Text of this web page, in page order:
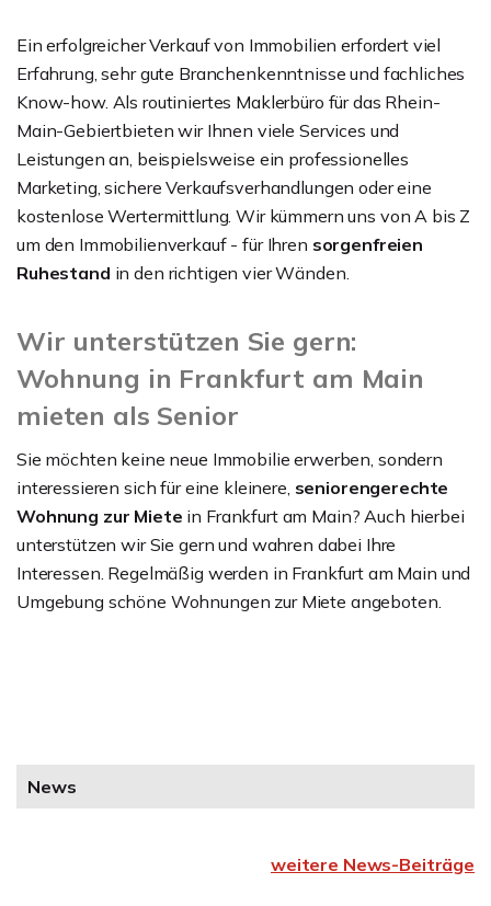
Ein erfolgreicher Verkauf von Immobilien erfordert viel
Erfahrung, sehr gute Branchenkenntnisse und fachliches
Know-how. Als routiniertes Maklerbüro für das Rhein-
Main-Gebiertbieten wir Ihnen viele Services und
Leistungen an, beispielsweise ein professionelles
Marketing, sichere Verkaufsverhandlungen oder eine
kostenlose Wertermittlung. Wir kümmern uns von A bis Z
um den Immobilienverkauf - für Ihren sorgenfreien
Ruhestand in den richtigen vier Wänden.
Wir unterstützen Sie gern:
Wohnung in Frankfurt am Main
mieten als Senior
Sie möchten keine neue Immobilie erwerben, sondern
interessieren sich für eine kleinere, seniorengerechte
Wohnung zur Miete in Frankfurt am Main? Auch hierbei
unterstützen wir Sie gern und wahren dabei Ihre
Interessen. Regelmäßig werden in Frankfurt am Main und
Umgebung schöne Wohnungen zur Miete angeboten.
News
weitere News-Beiträge